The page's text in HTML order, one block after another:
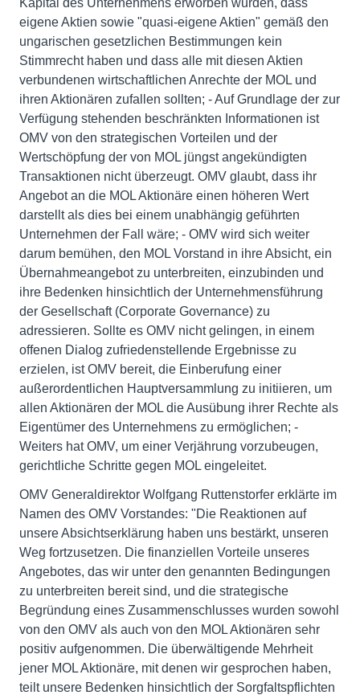
Kapital des Unternehmens erworben wurden, dass
eigene Aktien sowie "quasi-eigene Aktien" gemäß den
ungarischen gesetzlichen Bestimmungen kein
Stimmrecht haben und dass alle mit diesen Aktien
verbundenen wirtschaftlichen Anrechte der MOL und
ihren Aktionären zufallen sollten; - Auf Grundlage der zur
Verfügung stehenden beschränkten Informationen ist
OMV von den strategischen Vorteilen und der
Wertschöpfung der von MOL jüngst angekündigten
Transaktionen nicht überzeugt. OMV glaubt, dass ihr
Angebot an die MOL Aktionäre einen höheren Wert
darstellt als dies bei einem unabhängig geführten
Unternehmen der Fall wäre; - OMV wird sich weiter
darum bemühen, den MOL Vorstand in ihre Absicht, ein
Übernahmeangebot zu unterbreiten, einzubinden und
ihre Bedenken hinsichtlich der Unternehmensführung
der Gesellschaft (Corporate Governance) zu
adressieren. Sollte es OMV nicht gelingen, in einem
offenen Dialog zufriedenstellende Ergebnisse zu
erzielen, ist OMV bereit, die Einberufung einer
außerordentlichen Hauptversammlung zu initiieren, um
allen Aktionären der MOL die Ausübung ihrer Rechte als
Eigentümer des Unternehmens zu ermöglichen; -
Weiters hat OMV, um einer Verjährung vorzubeugen,
gerichtliche Schritte gegen MOL eingeleitet.
OMV Generaldirektor Wolfgang Ruttenstorfer erklärte im
Namen des OMV Vorstandes: "Die Reaktionen auf
unsere Absichtserklärung haben uns bestärkt, unseren
Weg fortzusetzen. Die finanziellen Vorteile unseres
Angebotes, das wir unter den genannten Bedingungen
zu unterbreiten bereit sind, und die strategische
Begründung eines Zusammenschlusses wurden sowohl
von den OMV als auch von den MOL Aktionären sehr
positiv aufgenommen. Die überwältigende Mehrheit
jener MOL Aktionäre, mit denen wir gesprochen haben,
teilt unsere Bedenken hinsichtlich der Sorgfaltspflichten